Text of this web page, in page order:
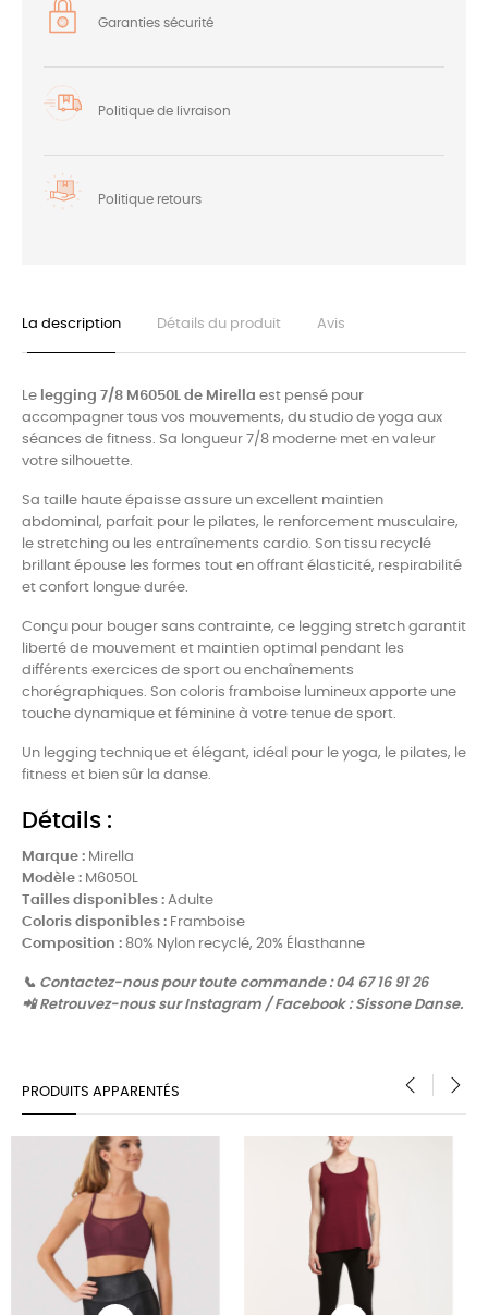
Garanties sécurité
Politique de livraison
Politique retours
La description Détails du produit Avis
Le legging 7/8 M6050L de Mirella est pensé pour
accompagner tous vos mouvements, du studio de yoga aux
séances de fitness. Sa longueur 7/8 moderne met en valeur
votre silhouette.
Sa taille haute épaisse assure un excellent maintien
abdominal, parfait pour le pilates, le renforcement musculaire,
le stretching ou les entraînements cardio. Son tissu recyclé
brillant épouse les formes tout en offrant élasticité, respirabilité
et confort longue durée.
Conçu pour bouger sans contrainte, ce legging stretch garantit
liberté de mouvement et maintien optimal pendant les
différents exercices de sport ou enchaînements
chorégraphiques. Son coloris framboise lumineux apporte une
touche dynamique et féminine à votre tenue de sport.
Un legging technique et élégant, idéal pour le yoga, le pilates, le
fitness et bien sûr la danse.
Détails :
Marque : Mirella
Modèle : M6050L
Tailles disponibles : Adulte
Coloris disponibles : Framboise
Composition : 80% Nylon recyclé, 20% Élasthanne
📞 Contactez-nous pour toute commande : 04 67 16 91 26
📲 Retrouvez-nous sur Instagram / Facebook : Sissone Danse.
PRODUITS APPARENTÉS